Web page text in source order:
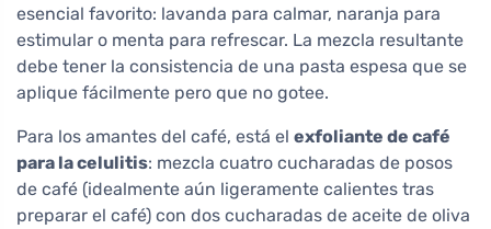
esencial favorito: lavanda para calmar, naranja para
estimular o menta para refrescar. La mezcla resultante
debe tener la consistencia de una pasta espesa que se
aplique fácilmente pero que no gotee.
Para los amantes del café, está el exfoliante de café
para la celulitis: mezcla cuatro cucharadas de posos
de café (idealmente aún ligeramente calientes tras
preparar el café) con dos cucharadas de aceite de oliva